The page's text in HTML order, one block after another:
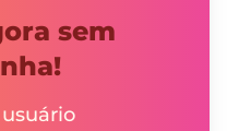
sem